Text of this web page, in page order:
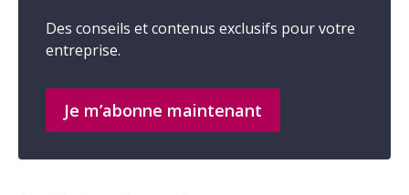
Des conseils et contenus exclusifs pour votre
entreprise.
Je m’abonne maintenant